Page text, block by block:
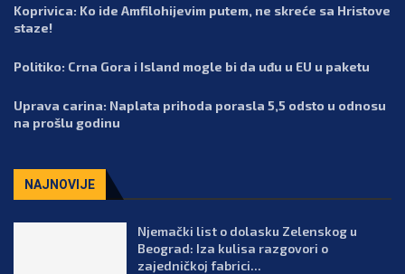
Koprivica: Ko ide Amfilohijevim putem, ne skreće sa Hristove
staze!
Politiko: Crna Gora i Island mogle bi da uđu u EU u paketu
Uprava carina: Naplata prihoda porasla 5,5 odsto u odnosu
na prošlu godinu
NAJNOVIJE
Njemački list o dolasku Zelenskog u
Beograd: Iza kulisa razgovori o
zajedničkoj fabrici...